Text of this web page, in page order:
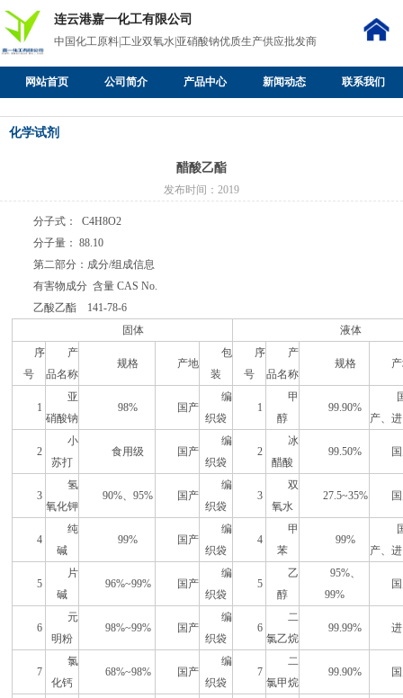
连云港嘉一化工有限公司
中国化工原料|工业双氧水|亚硝酸钠优质生产供应批发商
网站首页 公司简介 产品中心 新闻动态 联系我们
化学试剂
醋酸乙酯
发布时间：2019
分子式： C4H8O2
分子量： 88.10
第二部分：成分/组成信息
有害物成分 含量 CAS No.
乙酸乙酯 141-78-6
固体
液体
序
号
产
品名称
规格 产地
包
装
序
号
产
品名称
规格
1
亚
硝酸钠
98% 国产
编
织袋
1
甲
醇
99.90%
产、
2
小
苏打
食用级 国产
编
织袋
2
冰
醋酸
99.50%
3
氢
氧化钾
90%、95% 国产
编
织袋
3
双
氧水
27.5~35%
4
纯
碱
99% 国产
编
织袋
4
甲
苯
99%
产、
5
片
碱
96%~99% 国产
编
织袋
5
乙
醇
95%、
99%
6
元
明粉
98%~99% 国产
编
织袋
6
二
氯乙烷
99.99%
7
氯
化钙
68%~98% 国产
编
织袋
7
二
氯甲烷
99.90%